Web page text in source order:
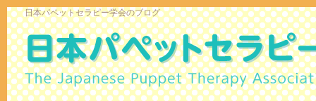
日本パペットセラピー学会のブログ